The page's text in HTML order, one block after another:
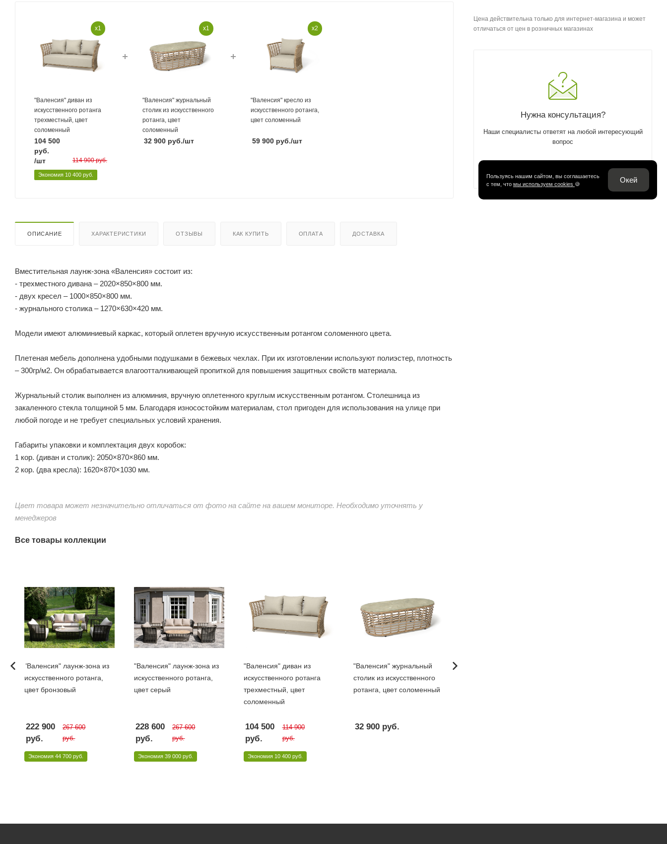
x1
"Валенсия" диван из
искусственного ротанга
трехместный, цвет
соломенный
104 500
руб.
/шт
114 900руб.
Экономия 10 400руб.
x1
"Валенсия" журнальный
столик из искусственного
ротанга, цвет
соломенный
32 900руб./шт
x2
"Валенсия" кресло из
искусственного ротанга,
цвет соломенный
59 900руб./шт
ОПИСАНИЕ ХАРАКТЕРИСТИКИ ОТЗЫВЫ КАК КУПИТЬ ОПЛАТА ДОСТАВКА
Вместительная лаунж-зона «Валенсия» состоит из:
- трехместного дивана – 2020×850×800 мм.
- двух кресел – 1000×850×800 мм.
- журнального столика – 1270×630×420 мм.
Модели имеют алюминиевый каркас, который оплетен вручную искусственным ротангом соломенного цвета.
Плетеная мебель дополнена удобными подушками в бежевых чехлах. При их изготовлении используют полиэстер, плотность
– 300гр/м2. Он обрабатывается влагоотталкивающей пропиткой для повышения защитных свойств материала.
Журнальный столик выполнен из алюминия, вручную оплетенного круглым искусственным ротангом. Столешница из
закаленного стекла толщиной 5 мм. Благодаря износостойким материалам, стол пригоден для использования на улице при
любой погоде и не требует специальных условий хранения.
Габариты упаковки и комплектация двух коробок:
1 кор. (диван и столик): 2050×870×860 мм.
2 кор. (два кресла): 1620×870×1030 мм.
Цвет товара может незначительно отличаться от фото на сайте на вашем мониторе. Необходимо уточнять у
менеджеров
Все товары коллекции
"Валенсия" лаунж-зона из
искусственного ротанга,
цвет бронзовый
222 900
руб.
267 600
руб.
Экономия 44 700 руб.
"Валенсия" лаунж-зона из
искусственного ротанга,
цвет серый
228 600
руб.
267 600
руб.
Экономия 39 000 руб.
"Валенсия" диван из
искусственного ротанга
трехместный, цвет
соломенный
104 500
руб.
114 900
руб.
Экономия 10 400 руб.
"Валенсия" журнальный
столик из искусственного
ротанга, цвет соломенный
32 900 руб.
Цена действительна только для интернет-магазина и может
отличаться от цен в розничных магазинах
Пользуясь нашим сайтом, вы соглашаетесь
с тем, что мы используем cookies 🍪 Окей
Нужна консультация?
Наши специалисты ответят на любой интересующий
вопрос
ЗАДАТЬ ВОПРОС